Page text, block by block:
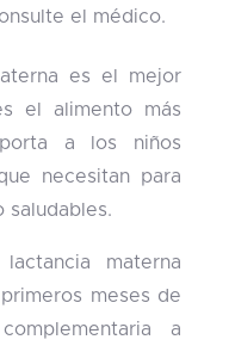
el médico.
es el mejor
el alimento más
a los niños
necesitan para
saludables.
materna
meses de
a